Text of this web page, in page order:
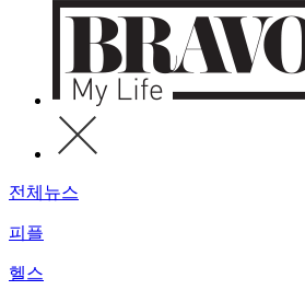
전체뉴스
피플
헬스